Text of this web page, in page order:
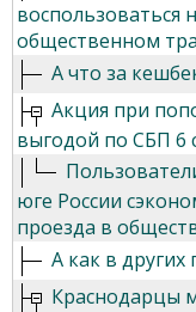
воспользоваться
общественном
А что за
Акция при
выгодой по СБП 6
юге России
проезда в
А как в других
Краснодарцы